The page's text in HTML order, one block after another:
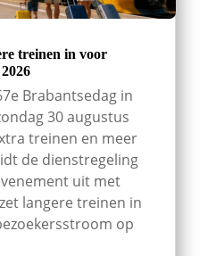
treinen in voor
Brabantsedag in
30 augustus
treinen en meer
de dienstregeling
uit met
langere treinen in
op